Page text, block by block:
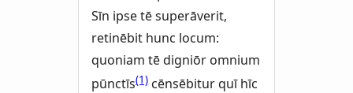
Sīn ipse tē superāverit,
retinēbit hunc locum:
quoniam tē digniōr omnium
pūnctīs(1)cēnsēbitur quī hīc